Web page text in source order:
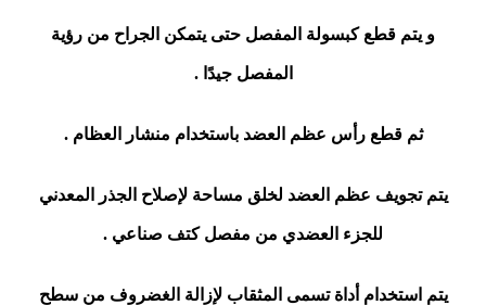
و يتم قطع كبسولة المفصل حتى يتمكن الجراح من رؤية
المفصل جيدًا .
ثم قطع رأس عظم العضد باستخدام منشار العظام .
يتم تجويف عظم العضد لخلق مساحة لإصلاح الجذر المعدني
للجزء العضدي من مفصل كتف صناعي .
يتم استخدام أداة تسمى المثقاب لإزالة الغضروف من سطح